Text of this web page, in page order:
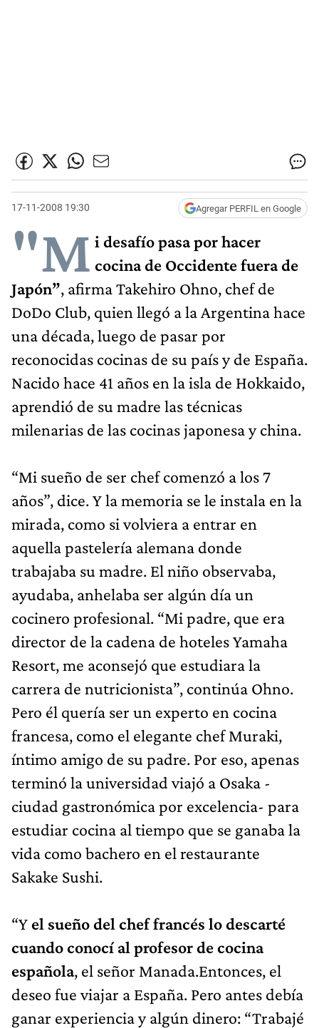
17-11-2008 19:30 Agregar PERFIL en Google
"M i desafío pasa por hacer
cocina de Occidente fuera de
Japón”, afirma Takehiro Ohno, chef de
DoDo Club, quien llegó a la Argentina hace
una década, luego de pasar por
reconocidas cocinas de su país y de España.
Nacido hace 41 años en la isla de Hokkaido,
aprendió de su madre las técnicas
milenarias de las cocinas japonesa y china.
“Mi sueño de ser chef comenzó a los 7
años”, dice. Y la memoria se le instala en la
mirada, como si volviera a entrar en
aquella pastelería alemana donde
trabajaba su madre. El niño observaba,
ayudaba, anhelaba ser algún día un
cocinero profesional. “Mi padre, que era
director de la cadena de hoteles Yamaha
Resort, me aconsejó que estudiara la
carrera de nutricionista”, continúa Ohno.
Pero él quería ser un experto en cocina
francesa, como el elegante chef Muraki,
íntimo amigo de su padre. Por eso, apenas
terminó la universidad viajó a Osaka -
ciudad gastronómica por excelencia- para
estudiar cocina al tiempo que se ganaba la
vida como bachero en el restaurante
Sakake Sushi.
“Y el sueño del chef francés lo descarté
cuando conocí al profesor de cocina
española, el señor Manada.Entonces, el
deseo fue viajar a España. Pero antes debía
ganar experiencia y algún dinero: “Trabajé